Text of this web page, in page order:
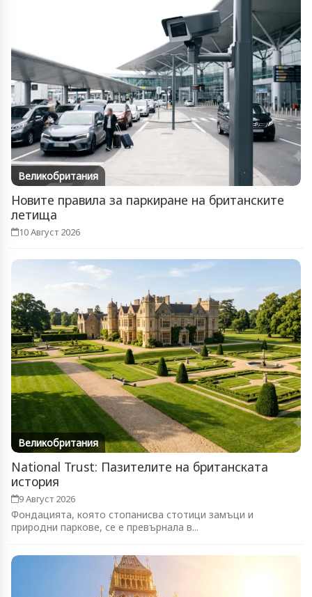
Великобритания
Новите правила за паркиране на британските
летища
10 Август 2026
Великобритания
National Trust: Пазителите на британската
история
9 Август 2026
Фондацията, която стопанисва стотици замъци и
природни паркове, се е превърнала в...